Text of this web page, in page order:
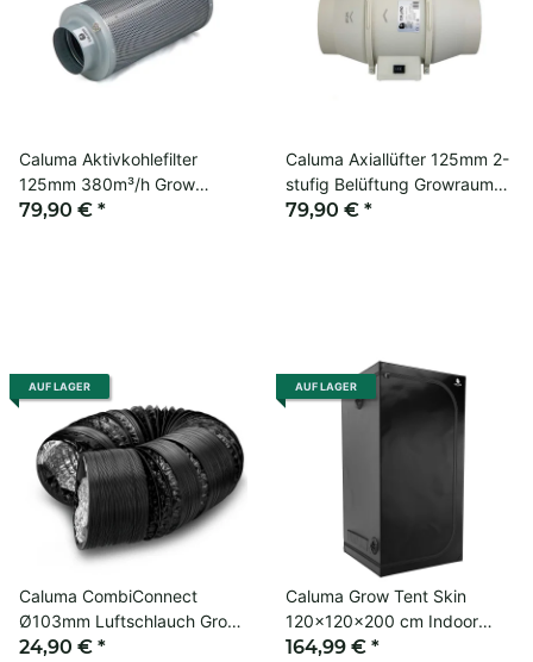
Caluma Aktivkohlefilter
125mm 380m³/h Grow
Geruchsfilter
79,90 € *
Caluma Axiallüfter 125mm 2-
stufig Belüftung Growraum
Ventilator Grow
79,90 € *
AUF LAGER
Caluma CombiConnect
Ø103mm Luftschlauch Grow-
Belüftung
24,90 € *
AUF LAGER
Caluma Grow Tent Skin
120x120x200 cm Indoor
Grow Zelt Growbox
164,99 € *